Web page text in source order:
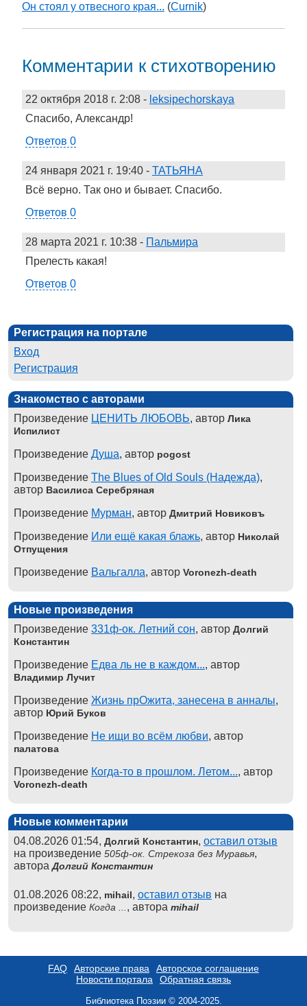
Он стоял у отвесного края... (Curnik)
Комментарии к стихотворению
22 октября 2018 г. 2:08 - leksipechorskaya
Спасибо, Александр!
Ответов 0
24 января 2021 г. 19:40 - ТАТЬЯНА
Всё верно. Так оно и бывает. Спасибо.
Ответов 0
28 марта 2021 г. 10:38 - Пальмира
Прелесть какая!
Ответов 0
Регистрация на портале
Вход
Регистрация
Знакомство с авторами
Произведение ЦЕНИТЬ ЛЮБОВЬ, автор Лика
Испилист
Произведение Душа, автор pogost
Произведение The Blues of Old Souls (Надежда),
автор Василиса Серебряная
Произведение Мурман, автор Дмитрий Новиковъ
Произведение Или ещё какая блажь, автор Николай
Отпущения
Произведение Вальгалла, автор Voronezh-death
Новые произведения
Произведение 331ф-ок. Летний сон, автор Долгий
Константин
Произведение Едва ль не в каждом..., автор
Владимир Лучит
Произведение Жизнь прОжита, занесена в анналы,
автор Юрий Буков
Произведение Не ищи во всём любви, автор
палатова
Произведение Когда-то в прошлом. Летом..., автор
Voronezh-death
Новые комментарии
04.08.2026 01:54, Долгий Константин, оставил отзыв
на произведение 505ф-ок. Стрекоза без Муравья,
автораДолгий Константин
01.08.2026 08:22, mihail, оставил отзыв на
произведение Когда ... , автора mihail
FAQ Авторские права
Авторское соглашение
Новости портала
Обратная связь
Библиотека Поэзии © 2004-2025.